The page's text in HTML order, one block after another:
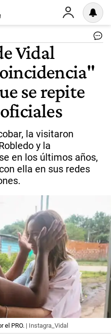
Vidal
se repite
la visitaron
y la
en los últimos años,
ella en sus redes
el PRO. | Instagra_Vidal